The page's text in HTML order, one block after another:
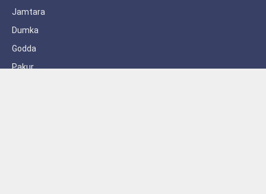
Jamtara
Dumka
Godda
Pakur